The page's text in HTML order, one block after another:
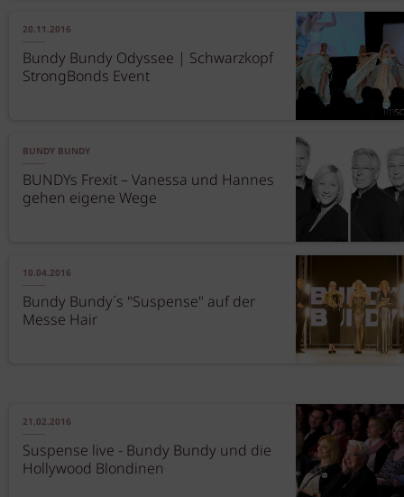
20.11.2016
Bundy Bundy Odyssee | Schwarzkopf
StrongBonds Event
BUNDY BUNDY
BUNDYs Frexit – Vanessa und Hannes
gehen eigene Wege
10.04.2016
Bundy Bundy´s "Suspense" auf der
Messe Hair
21.02.2016
Suspense live - Bundy Bundy und die
Hollywood Blondinen